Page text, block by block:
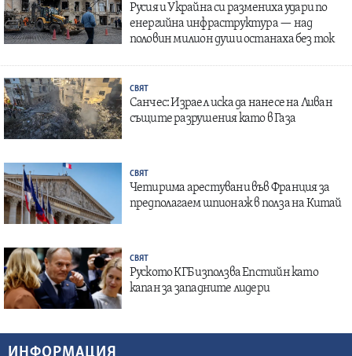
Русия и Украйна си размениха удари по
енергийна инфраструктура — над
половин милион души останаха без ток
СВЯТ
Санчес: Израел иска да нанесе на Ливан
същите разрушения като в Газа
СВЯТ
Четирима арестувани във Франция за
предполагаем шпионаж в полза на Китай
СВЯТ
Руското КГБ използва Епстийн като
капан за западните лидери